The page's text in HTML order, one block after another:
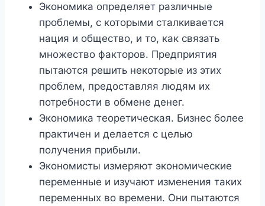
Экономика определяет различные
проблемы, с которыми сталкивается
нация и общество, и то, как связать
множество факторов. Предприятия
пытаются решить некоторые из этих
проблем, предоставляя людям их
потребности в обмене денег.
Экономика теоретическая. Бизнес более
практичен и делается с целью
получения прибыли.
Экономисты измеряют экономические
переменные и изучают изменения таких
переменных во времени. Они пытаются